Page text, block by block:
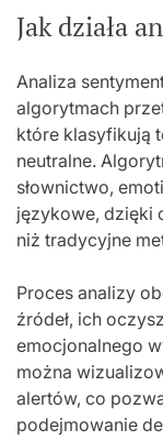
Jak działa
Analiza
algorytmach
które klasyfikują
neutralne.
słownictwo,
językowe, dzięki
niż tradycyjne
Proces analizy
źródeł, ich
emocjonalnego
można
alertów, co
podejmowanie